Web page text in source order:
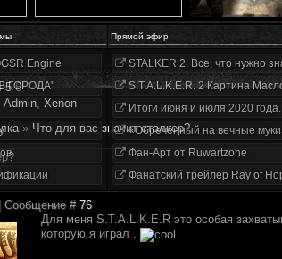
Прямой эфир
Engine
ГОРОДА"
STALKER 2. Все, что нужно
S.T.A.L.K.E.R. 2 Картина
Итоги июня и июля 2020
«Обречённый на вечные
Фан-Арт от Ruwartzone
Фанатский трейлер Ray of
5 6
Аdmin, Xenon
» Что для вас значит сталкер?
Сообщение # 76
Для меня S.T.A.L.K.E.R это особая
которую я играл .